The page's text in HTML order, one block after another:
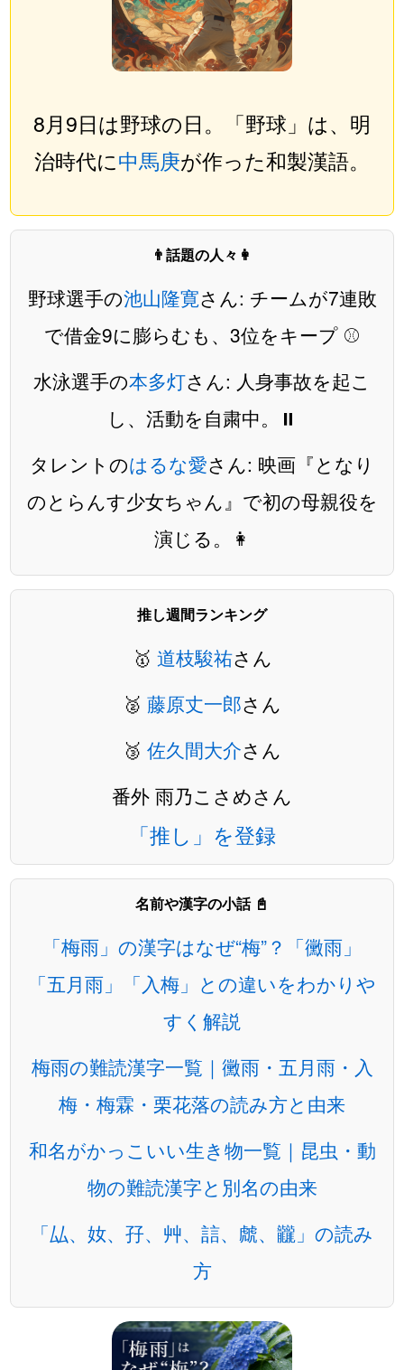
8月9日は野球の日。「野球」は、明
治時代に中馬庚が作った和製漢語。
👨話題の人々👩
野球選手の池山隆寛さん: チームが7連敗
で借金9に膨らむも、3位をキープ ⚾️
水泳選手の本多灯さん: 人身事故を起こ
し、活動を自粛中。⏸️
タレントのはるな愛さん: 映画『となり
のとらんす少女ちゃん』で初の母親役を
演じる。👩
推し週間ランキング
🥇 道枝駿祐さん
🥈 藤原丈一郎さん
🥉 佐久間大介さん
番外 雨乃こさめさん
「推し」を登録
名前や漢字の小話 📓
「梅雨」の漢字はなぜ“梅”？「黴雨」
「五月雨」「入梅」との違いをわかりや
すく解説
梅雨の難読漢字一覧｜黴雨・五月雨・入
梅・梅霖・栗花落の読み方と由来
和名がかっこいい生き物一覧｜昆虫・動
物の難読漢字と別名の由来
「厸、奻、孖、艸、誩、虤、龖」の読み
方